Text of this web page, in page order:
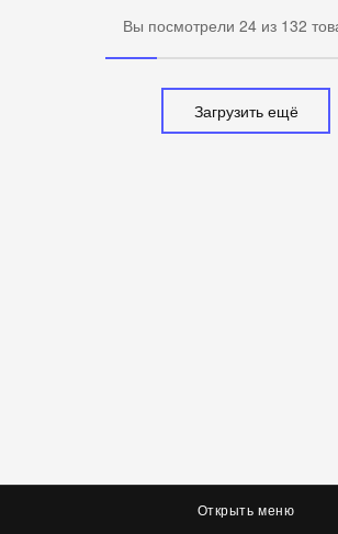
Открыть меню
Вы посмотрели 24 из 132
Загрузить ещё